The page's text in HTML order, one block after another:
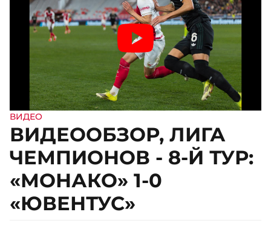
ВИДЕО
ВИДЕООБЗОР, ЛИГА
ЧЕМПИОНОВ - 8-Й ТУР:
«МОНАКО» 1-0
«ЮВЕНТУС»